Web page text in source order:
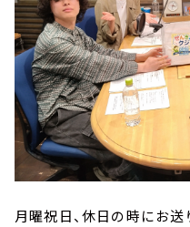
月曜祝日、休日の時にお